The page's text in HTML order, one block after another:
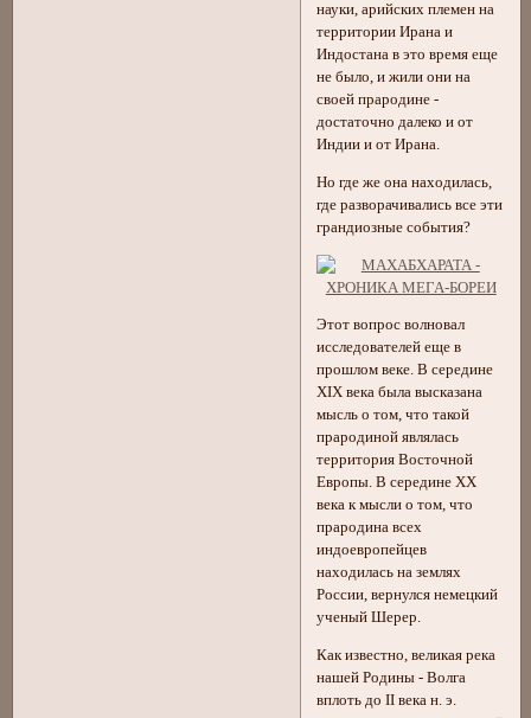
науки, арийских племен на
территории Ирана и
Индостана в это время еще
не было, и жили они на
своей прародине -
достаточно далеко и от
Индии и от Ирана.
Но где же она находилась,
где разворачивались все эти
грандиозные события?
Этот вопрос волновал
исследователей еще в
прошлом веке. В середине
XIX века была высказана
мысль о том, что такой
прародиной являлась
территория Восточной
Европы. В середине XX
века к мысли о том, что
прародина всех
индоевропейцев
находилась на землях
России, вернулся немецкий
ученый Шерер.
Как известно, великая река
нашей Родины - Волга
вплоть до II века н. э.